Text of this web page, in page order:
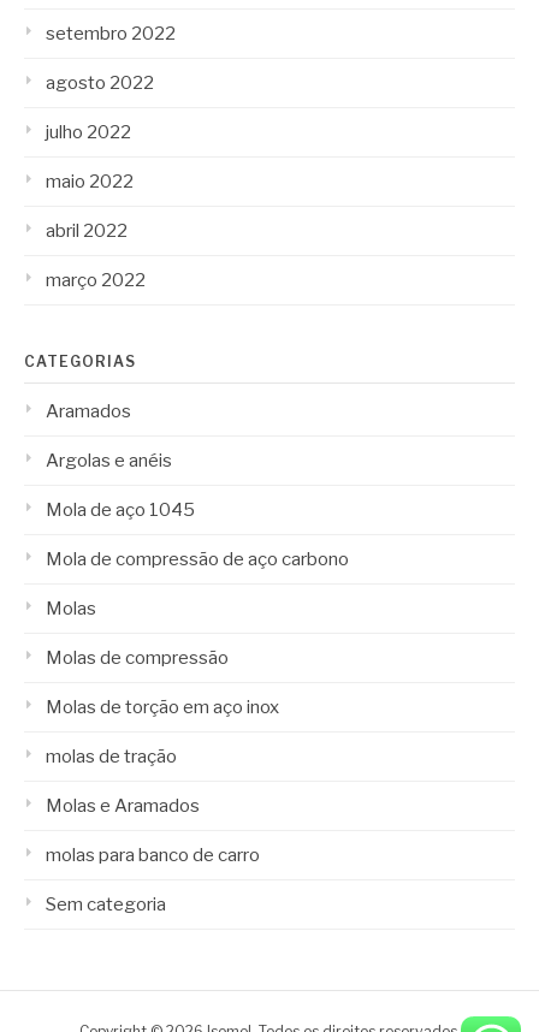
setembro 2022
agosto 2022
julho 2022
maio 2022
abril 2022
março 2022
CATEGORIAS
Aramados
Argolas e anéis
Mola de aço 1045
Mola de compressão de aço carbono
Molas
Molas de compressão
Molas de torção em aço inox
molas de tração
Molas e Aramados
molas para banco de carro
Sem categoria